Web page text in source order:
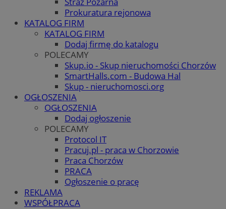
Prokuratura rejonowa
KATALOG FIRM
KATALOG FIRM
Dodaj firmę do katalogu
POLECAMY
Skup.io - Skup nieruchomości Chorzów
SmartHalls.com - Budowa Hal
Skup - nieruchomosci.org
OGŁOSZENIA
OGŁOSZENIA
Dodaj ogłoszenie
POLECAMY
Protocol IT
Pracuj.pl - praca w Chorzowie
Praca Chorzów
PRACA
Ogłoszenie o pracę
REKLAMA
WSPÓŁPRACA